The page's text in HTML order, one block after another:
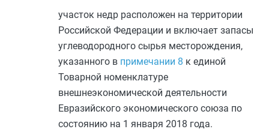
участок недр расположен на территории
Российской Федерации и включает запасы
углеводородного сырья месторождения,
указанного в примечании 8 к единой
Товарной номенклатуре
внешнеэкономической деятельности
Евразийского экономического союза по
состоянию на 1 января 2018 года.